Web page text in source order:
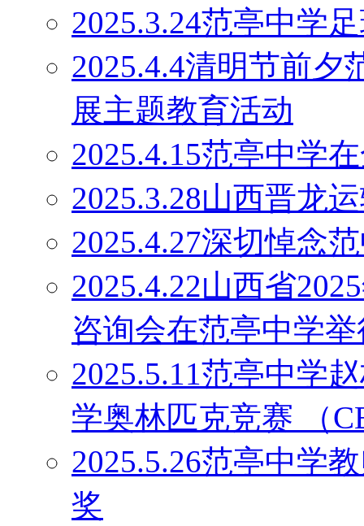
2025.3.24范亭中学
2025.4.4清明节前夕
展主题教育活动
2025.4.15范亭中学
2025.3.28山西晋龙
2025.4.27深切悼念
2025.4.22山西省
咨询会在范亭中学举
2025.5.11范亭中学
学奥林匹克竞赛 （
2025.5.26范亭中学
奖